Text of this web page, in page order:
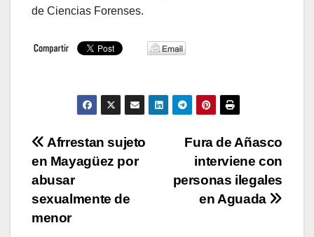
de Ciencias Forenses.
Navegación
de
entradas
Fura de Añasco
interviene con
personas ilegales
en Aguada
Afrrestan sujeto
en Mayagüez por
abusar
sexualmente de
menor